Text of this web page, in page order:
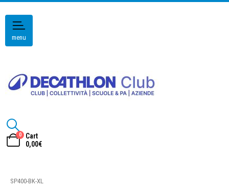
menu
0
Cart
0,00€
SP400-BK-XL